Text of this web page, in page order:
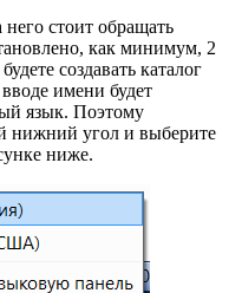
стоит обращать
как минимум, 2
создавать каталог
имени будет
язык. Поэтому
нижний угол и выберите
ниже.